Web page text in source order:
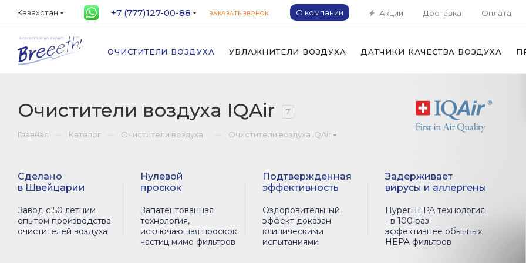
Казахстан +7 (777)127-00-88 ЗАКАЗАТЬ ЗВОНОК О компании Акции Доставка Оплата
ОЧИСТИТЕЛИ ВОЗДУХА УВЛАЖНИТЕЛИ ВОЗДУХА ДАТЧИКИ КАЧЕСТВА ВОЗДУХА
Очистители воздуха IQAir 7
Главная Каталог Очистители воздуха Очистители воздуха IQAir
Сделано
в Швейцарии
Завод с 50 летним
опытом производства
очистителей воздуха
Нулевой
проскок
Запатентованная
технология,
исключающая проскок
частиц мимо фильтров
Подтвержденная
эффективность
Оздоровительный
эффект доказан
клиническими
испытаниями
Задерживает
вирусы и аллергены
HyperHEPA технология
- в 100 раз
эффективнее обычных
HEPA фильтров